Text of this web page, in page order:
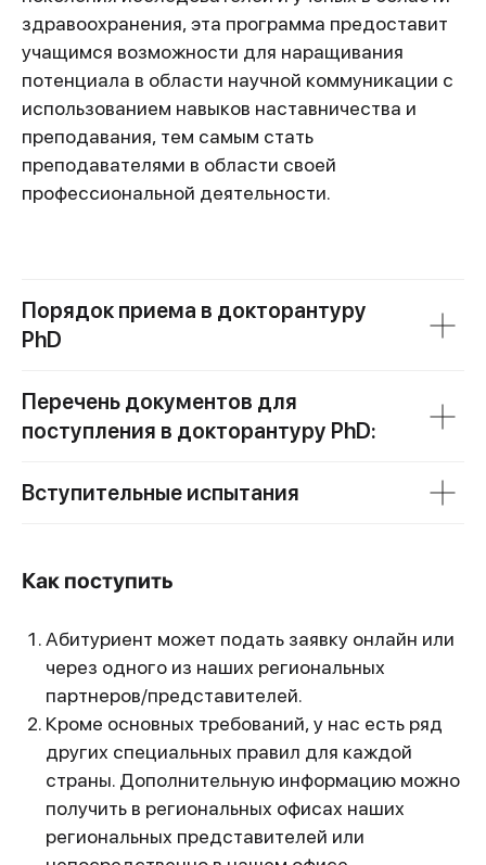
здравоохранения, эта программа предоставит
учащимся возможности для наращивания
потенциала в области научной коммуникации с
использованием навыков наставничества и
преподавания, тем самым стать
преподавателями в области своей
профессиональной деятельности.
Порядок приема в докторантуру
PhD
Перечень документов для
поступления в докторантуру PhD:
Вступительные испытания
Как поступить
Абитуриент может подать заявку онлайн или
через одного из наших региональных
партнеров/представителей.
Кроме основных требований, у нас есть ряд
других специальных правил для каждой
страны. Дополнительную информацию можно
получить в региональных офисах наших
региональных представителей или